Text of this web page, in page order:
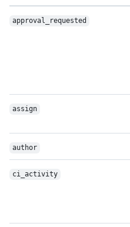
approval_requested
assign
author
ci_activity